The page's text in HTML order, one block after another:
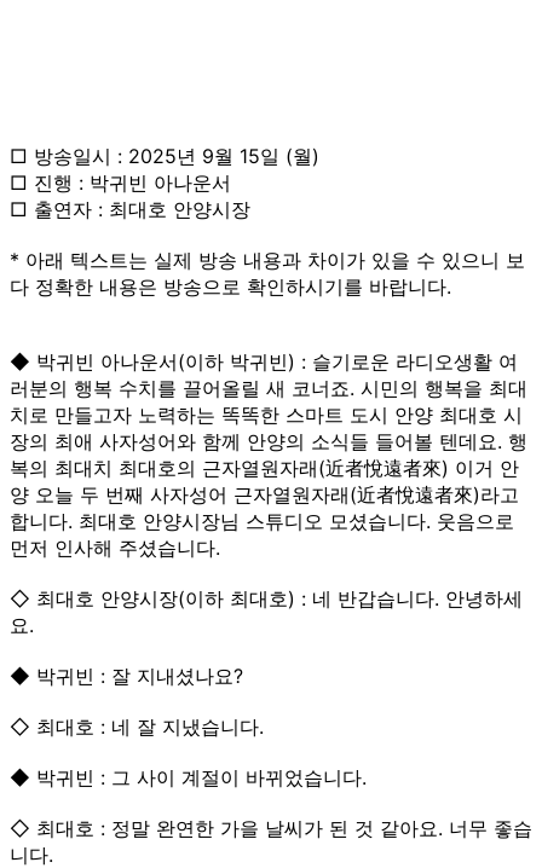
□ 방송일시 : 2025년 9월 15일 (월)
□ 진행 : 박귀빈 아나운서
□ 출연자 : 최대호 안양시장
* 아래 텍스트는 실제 방송 내용과 차이가 있을 수 있으니 보
다 정확한 내용은 방송으로 확인하시기를 바랍니다.
◆ 박귀빈 아나운서(이하 박귀빈) : 슬기로운 라디오생활 여
러분의 행복 수치를 끌어올릴 새 코너죠. 시민의 행복을 최대
치로 만들고자 노력하는 똑똑한 스마트 도시 안양 최대호 시
장의 최애 사자성어와 함께 안양의 소식들 들어볼 텐데요. 행
복의 최대치 최대호의 근자열원자래(近者悅遠者來) 이거 안
양 오늘 두 번째 사자성어 근자열원자래(近者悅遠者來)라고
합니다. 최대호 안양시장님 스튜디오 모셨습니다. 웃음으로
먼저 인사해 주셨습니다.
◇ 최대호 안양시장(이하 최대호) : 네 반갑습니다. 안녕하세
요.
◆ 박귀빈 : 잘 지내셨나요?
◇ 최대호 : 네 잘 지냈습니다.
◆ 박귀빈 : 그 사이 계절이 바뀌었습니다.
◇ 최대호 : 정말 완연한 가을 날씨가 된 것 같아요. 너무 좋습
니다.